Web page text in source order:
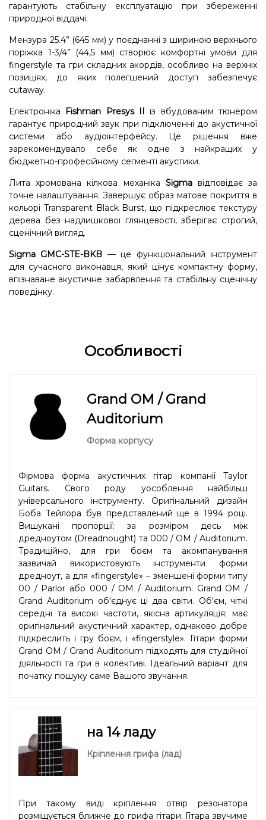
гарантують стабільну експлуатацію при збереженні
природної віддачі.
Мензура 25.4” (645 мм) у поєднанні з шириною верхнього
поріжка 1-3/4” (44,5 мм) створює комфортні умови для
fingerstyle та гри складних акордів, особливо на верхніх
позиціях, до яких полегшений доступ забезпечує
cutaway.
Електроніка Fishman Presys II із вбудованим тюнером
гарантує природний звук при підключенні до акустичної
системи або аудіоінтерфейсу. Це рішення вже
зарекомендувало себе як одне з найкращих у
бюджетно-професійному сегменті акустики.
Лита хромована кілкова механіка Sigma відповідає за
точне налаштування. Завершує образ матове покриття в
кольорі Transparent Black Burst, що підкреслює текстуру
дерева без надлишкової глянцевості, зберігає строгий,
сценічний вигляд.
Sigma GMC-STE-BKB — це функціональний інструмент
для сучасного виконавця, який цінує компактну форму,
впізнаване акустичне забарвлення та стабільну сценічну
поведінку.
Особливості
Grand OM / Grand
Auditorium
Форма корпусу
Фірмова форма акустичних гітар компанії Taylor
Guitars. Свого роду уособлення найбільш
універсального інструменту. Оригінальний дизайн
Боба Тейлора був представлений ще в 1994 році.
Вишукані пропорції: за розміром десь між
дредноутом (Dreadnought) та 000 / OM / Auditorium.
Традиційно, для гри боєм та акомпанування
зазвичай використовують інструменти форми
дредноут, а для «fingerstyle» – зменшені форми типу
00 / Parlor або 000 / OM / Auditorium. Grand OM /
Grand Auditorium об'єднує ці два світи. Об'єм, чіткі
середні та високі частоти, якісна артикуляція; має
оригінальний акустичний характер, однаково добре
підкреслить і гру боєм, і «fingerstyle». Гітари форми
Grand OM / Grand Auditorium підходять для студійної
діяльності та гри в колективі. Ідеальний варіант для
початку пошуку саме Вашого звучання.
на 14 ладу
Кріплення грифа (лад)
При такому виді кріплення отвір резонатора
розміщується ближче до грифа гітари. Гітара звучиме